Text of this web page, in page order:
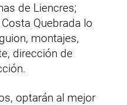
de Liencres;
Quebrada lo
montajes,
dirección de
optarán al mejor